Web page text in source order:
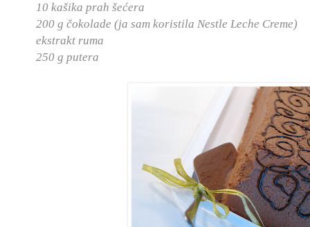
10 kašika prah šećera
200 g čokolade (ja sam koristila Nestle Leche Creme)
ekstrakt ruma
250 g putera